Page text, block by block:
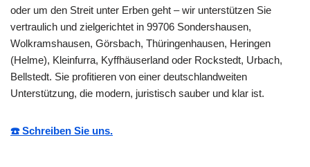
oder um den Streit unter Erben geht – wir unterstützen Sie
vertraulich und zielgerichtet in 99706 Sondershausen,
Wolkramshausen, Görsbach, Thüringenhausen, Heringen
(Helme), Kleinfurra, Kyffhäuserland oder Rockstedt, Urbach,
Bellstedt. Sie profitieren von einer deutschlandweiten
Unterstützung, die modern, juristisch sauber und klar ist.
☎️ Schreiben Sie uns.